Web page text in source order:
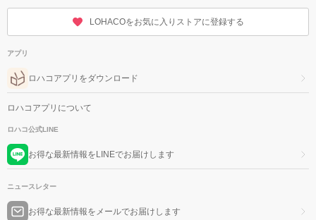
LOHACOをお気に入りストアに登録する
アプリ
ロハコアプリをダウンロード
ロハコアプリについて
ロハコ公式LINE
お得な最新情報をLINEでお届けします
ニュースレター
お得な最新情報をメールでお届けします